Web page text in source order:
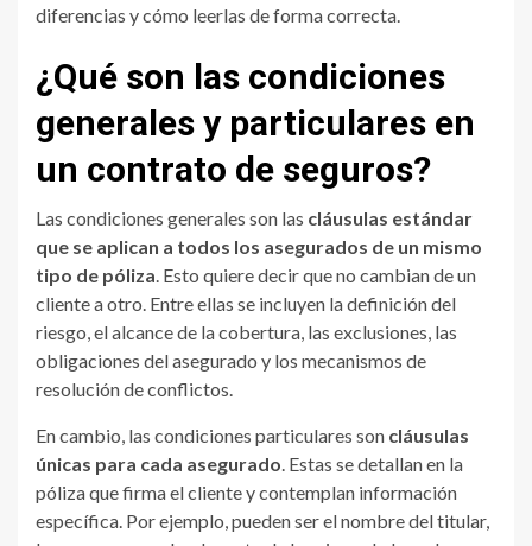
diferencias y cómo leerlas de forma correcta.
¿Qué son las condiciones
generales y particulares en
un contrato de seguros?
Las condiciones generales son las cláusulas estándar
que se aplican a todos los asegurados de un mismo
tipo de póliza. Esto quiere decir que no cambian de un
cliente a otro. Entre ellas se incluyen la definición del
riesgo, el alcance de la cobertura, las exclusiones, las
obligaciones del asegurado y los mecanismos de
resolución de conflictos.
En cambio, las condiciones particulares son cláusulas
únicas para cada asegurado. Estas se detallan en la
póliza que firma el cliente y contemplan información
específica. Por ejemplo, pueden ser el nombre del titular,